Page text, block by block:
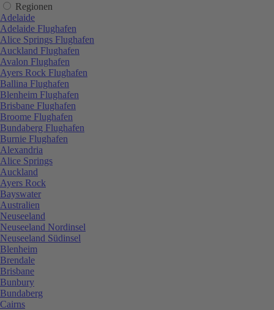
Regionen
Adelaide
Adelaide Flughafen
Alice Springs Flughafen
Auckland Flughafen
Avalon Flughafen
Ayers Rock Flughafen
Ballina Flughafen
Blenheim Flughafen
Brisbane Flughafen
Broome Flughafen
Bundaberg Flughafen
Burnie Flughafen
Alexandria
Alice Springs
Auckland
Ayers Rock
Bayswater
Australien
Neuseeland
Neuseeland Nordinsel
Neuseeland Südinsel
Blenheim
Brendale
Brisbane
Bunbury
Bundaberg
Cairns